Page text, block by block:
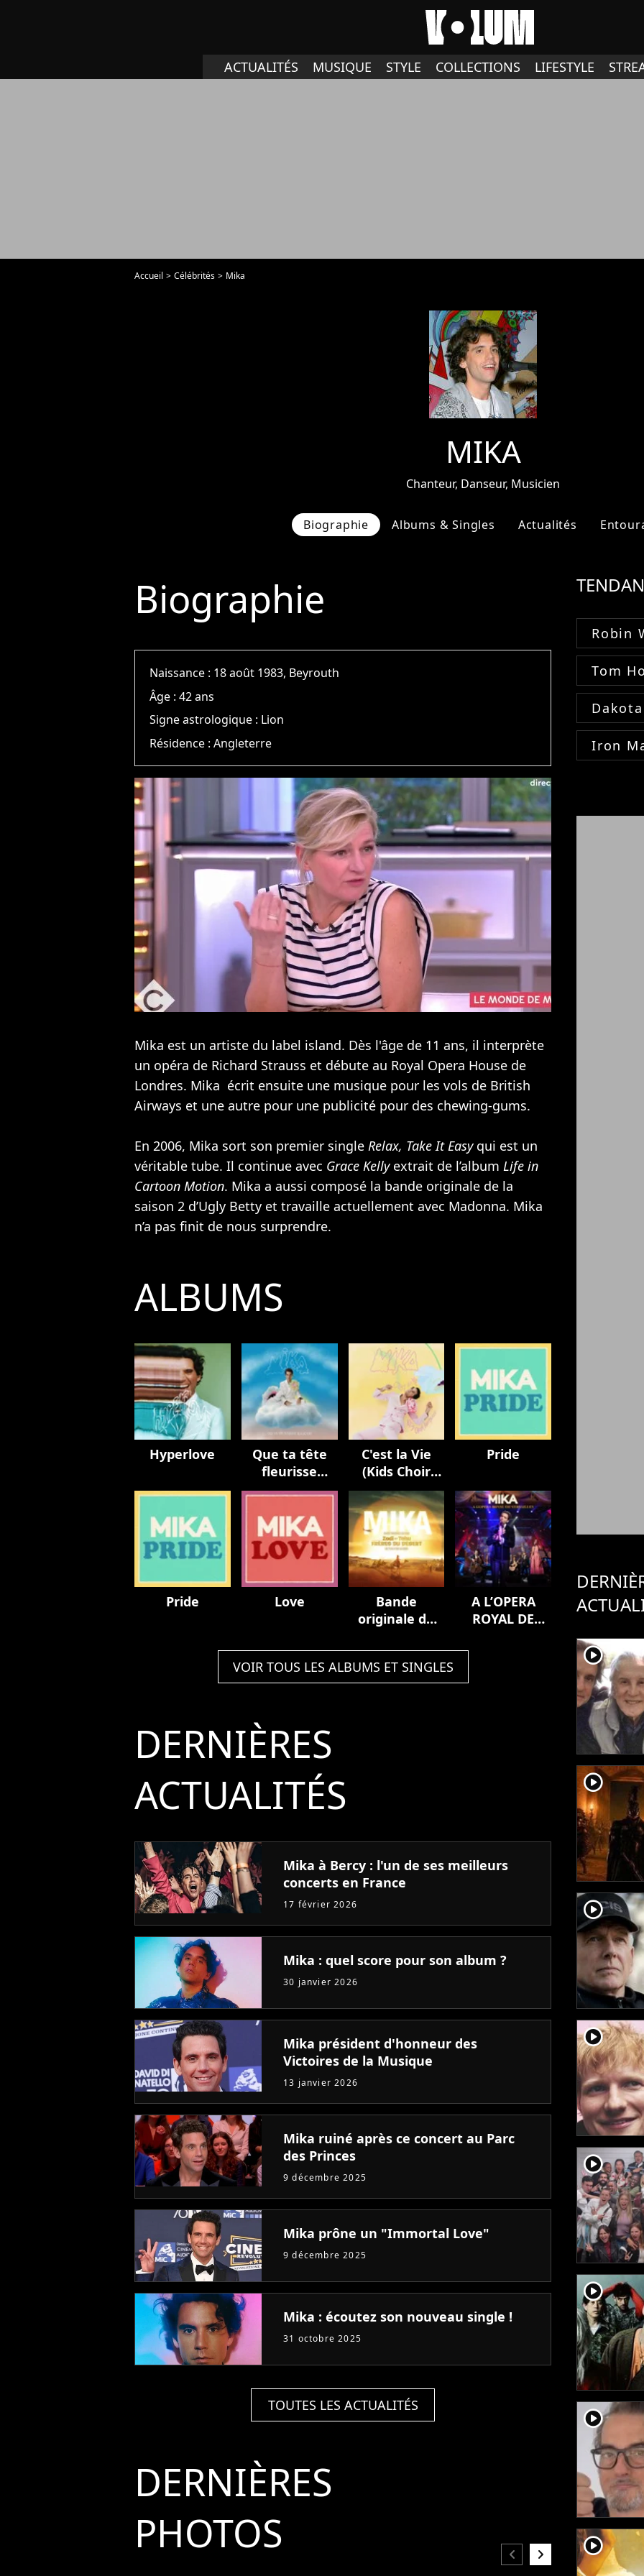
ACTUALITÉS MUSIQUE STYLE COLLECTIONS LIFESTYLE
Accueil Célébrités Mika
MIKA
Chanteur, Danseur, Musicien
Biographie Albums & Singles Actualités
Biographie
Naissance : 18 août 1983, Beyrouth
Âge :42 ans
Signe astrologique : Lion
Résidence :Angleterre
Mika est un artiste du label island. Dès l'âge de 11 ans, il interprète
un opéra de Richard Strauss et débute au Royal Opera House de
Londres. Mika écrit ensuite une musique pour les vols de British
Airways et une autre pour une publicité pour des chewing-gums.
En 2006, Mika sort son premier single Relax, Take It Easyqui est un
véritable tube. Il continue avec Grace Kellyextrait de l’album Life in
Cartoon Motion. Mika a aussi composé la bande originale de la
saison 2 d’Ugly Betty et travaille actuellement avec Madonna. Mika
n’a pas finit de nous surprendre.
ALBUMS
Hyperlove
Que ta tête
fleurisse
toujours
C'est la Vie
(Kids Choir
Version / avec
La Maitrise
Populaire)
Pride
Pride Love
Bande
originale du
Téhu, frères
du désert
A L’OPERA
ROYAL DE
VOIR TOUS LES ALBUMS ET SINGLES
DERNIÈRES
ACTUALITÉS
Mika à Bercy : l'un de ses meilleurs
concerts en France
17 février 2026
Mika : quel score pour son album ?
30 janvier 2026
Mika président d'honneur des
Victoires de la Musique
13 janvier 2026
Mika ruiné après ce concert au Parc
des Princes
9 décembre 2025
Mika prône un "Immortal Love"
9 décembre 2025
Mika : écoutez son nouveau single !
31 octobre 2025
TOUTES LES ACTUALITÉS
DERNIÈRES
PHOTOS
chevron_left chevron_right
Robin
Tom
Iron
player2
player2
player2
player2
player2
player2
player2
player2